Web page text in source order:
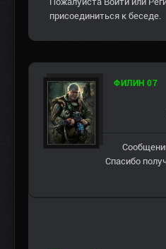
присоединиться к беседе.
ФИЛИН 07
Спасибо